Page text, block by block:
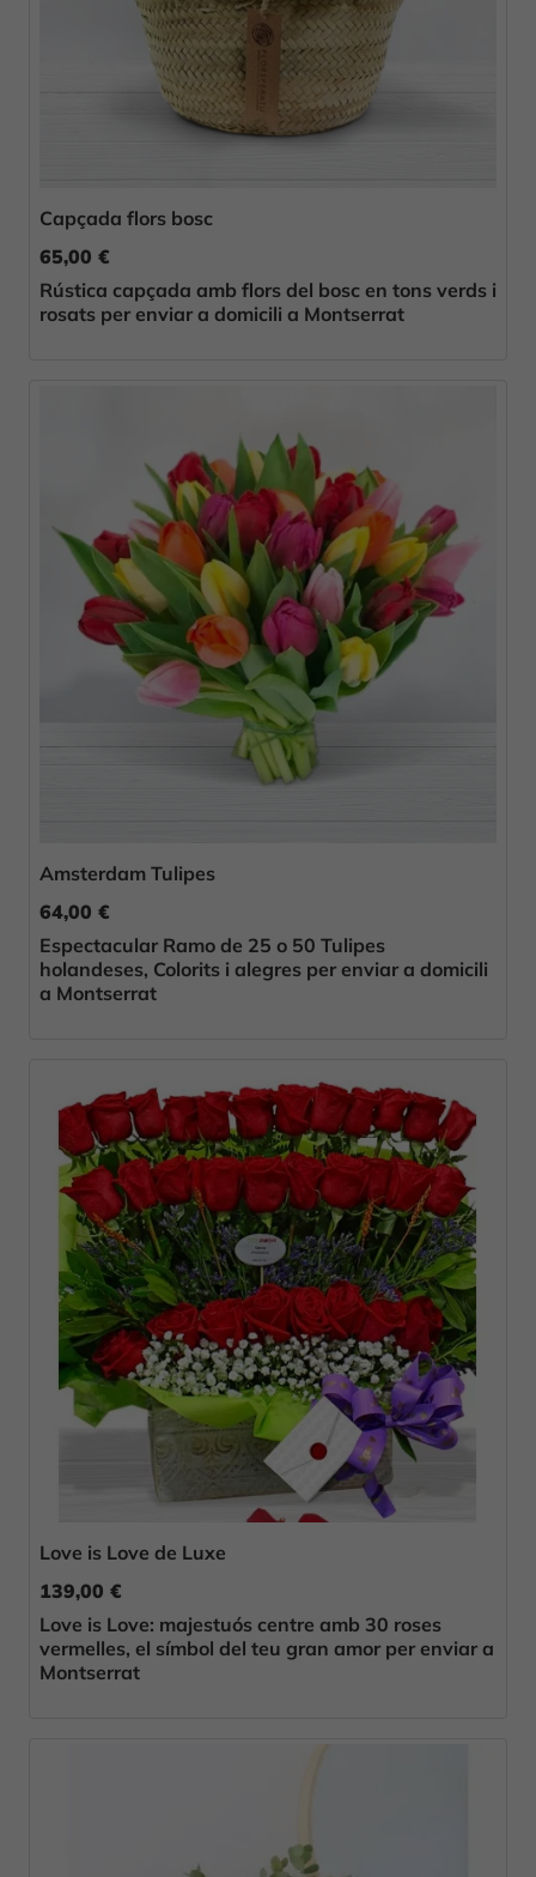
Capçada flors bosc
65,00 €
Rústica capçada amb flors del bosc en tons verds i
rosats per enviar a domicili a Montserrat
Amsterdam Tulipes
64,00 €
Espectacular Ramo de 25 o 50 Tulipes
holandeses, Colorits i alegres per enviar a domicili
a Montserrat
Love is Love de Luxe
139,00 €
Love is Love: majestuós centre amb 30 roses
vermelles, el símbol del teu gran amor per enviar a
Montserrat